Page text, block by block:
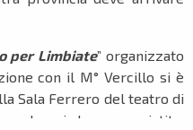
per Limbiate” organizzato
con il M° Vercillo si è
Sala Ferrero del teatro di
che vi hanno assistito,